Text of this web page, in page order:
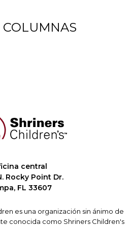
de
COLUMNAS
central
Rocky Point Dr.
FL 33607
es una organización sin ánimo de
conocida como Shriners Children's